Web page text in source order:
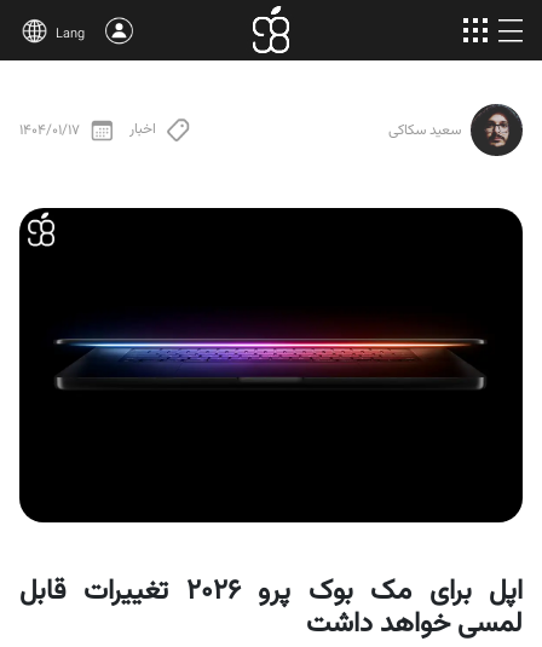
محصولات بیشتر
Lang
سعید سکاکی اخبار 1404/01/17
اپل برای مک بوک پرو 2026 تغییرات قابل
لمسی خواهد داشت